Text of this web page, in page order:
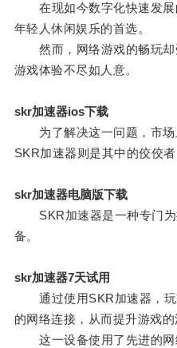
在现如今数字化快速发展
年轻人休闲娱乐的首选。
然而，网络游戏的畅玩却
游戏体验不尽如人意。
skr加速器ios下载
为了解决这一问题，市场
SKR加速器则是其中的佼佼者
skr加速器电脑版下载
SKR加速器是一种专门为
备。
skr加速器7天试用
通过使用SKR加速器，玩
的网络连接，从而提升游戏的
这一设备使用了先进的网